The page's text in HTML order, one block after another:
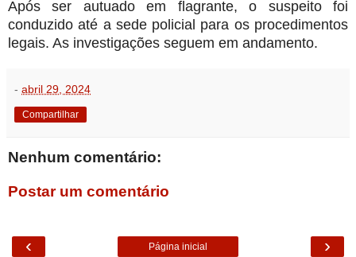
Após ser autuado em flagrante, o suspeito foi
conduzido até a sede policial para os procedimentos
legais. As investigações seguem em andamento.
- abril 29, 2024
Compartilhar
Nenhum comentário:
Postar um comentário
‹ ›
Página inicial